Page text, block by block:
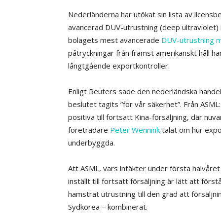
Nederländerna har utökat sin lista av
avancerad DUV-utrustning (deep
bolagets mest avancerade DUV-utrustning
påtryckningar från främst amerikanskt håll
långtgående exportkontroller.
Enligt Reuters sade den nederländska
beslutet tagits ”för vår säkerhet”. Från
positiva till fortsatt Kina-försäljning, där
företrädare Peter Wennink talat om hur
underbyggda.
Att ASML, vars intäkter under första
inställt till fortsatt försäljning är lätt att
hamstrat utrustning till den grad att
Sydkorea – kombinerat.